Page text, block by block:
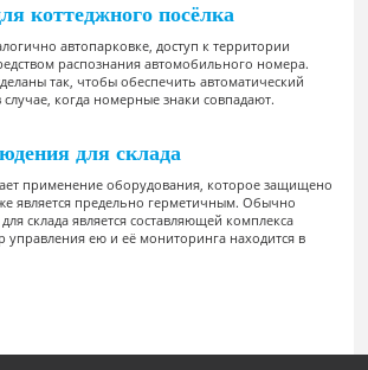
коттеджного посёлка
автопарковке, доступ к территории
распознания автомобильного номера.
так, чтобы обеспечить автоматический
когда номерные знаки совпадают.
для склада
применение оборудования, которое защищено
является предельно герметичным. Обычно
склада является составляющей комплекса
управления ею и её мониторинга находится в